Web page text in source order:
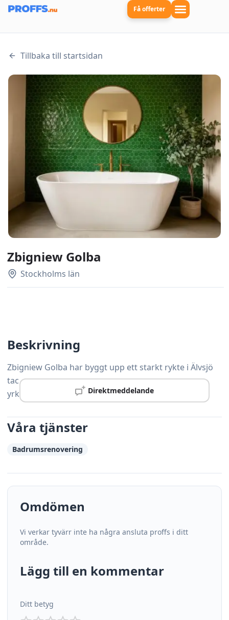
Få offerter
Tillbaka till startsidan
Zbigniew Golba
Stockholms län
Direktmeddelande
Beskrivning
Zbigniew Golba har byggt upp ett starkt rykte i Älvsjö
tack vare gedigen kompetens och noggrann
yrkesskicklighet.
Våra tjänster
Badrumsrenovering
Omdömen
Vi verkar tyvärr inte ha några ansluta proffs i ditt
område.
Lägg till en kommentar
Ditt betyg